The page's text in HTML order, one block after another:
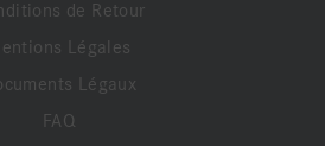
de Retour
Légales
Légaux
FAQ